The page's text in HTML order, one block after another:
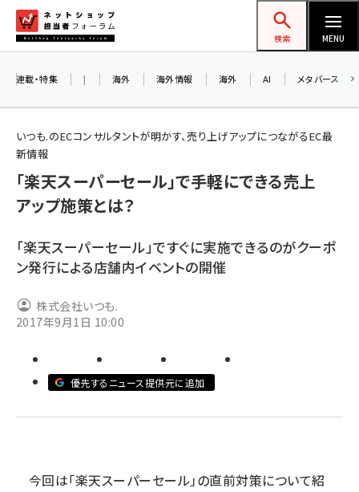
ン
ネットショップ担当者フォーラム
検索 MENU
amazon (2259)
yahoo (1908)
楽天 (1876)
ecbeing (1211)
アスクル (1122)
base (1083)
ビィ・フォアード (781)
revico (744)
連載・特集 | 海外 海外情報 海外 AI メタバース
いつも.のECコンサルタントが明かす、売り上げアップにつながるEC最
新情報
「楽天スーパーセール」で手軽にできる売上
アップ施策とは？
「楽天スーパーセール」ですぐに実施できるのがクーポ
ン発行による店舗内イベントの開催
株式会社いつも.
2017年9月1日 10:00
優先するニュース提供元に追加
今回は「楽天スーパーセール」の直前対策について紹
AI
アル